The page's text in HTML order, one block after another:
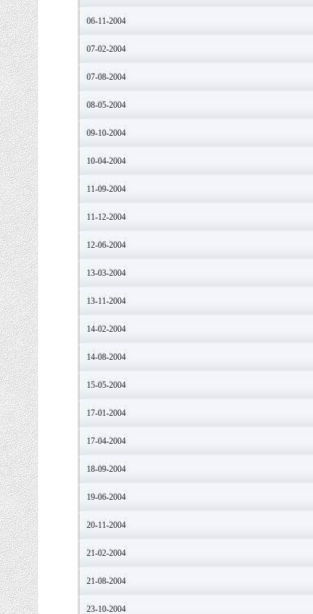
06-11-2004
07-02-2004
07-08-2004
08-05-2004
09-10-2004
10-04-2004
11-09-2004
11-12-2004
12-06-2004
13-03-2004
13-11-2004
14-02-2004
14-08-2004
15-05-2004
17-01-2004
17-04-2004
18-09-2004
19-06-2004
20-11-2004
21-02-2004
21-08-2004
23-10-2004